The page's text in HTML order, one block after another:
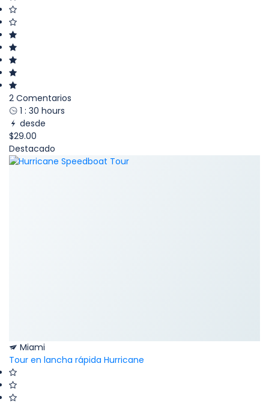
2 Comentarios
1 : 30 hours
desde
$29.00
Destacado
Miami
Tour en lancha rápida Hurricane